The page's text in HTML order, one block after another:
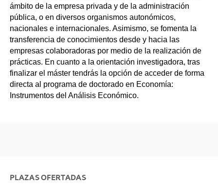
ámbito de la empresa privada y de la administración
pública, o en diversos organismos autonómicos,
nacionales e internacionales. Asimismo, se fomenta la
transferencia de conocimientos desde y hacia las
empresas colaboradoras por medio de la realización de
prácticas. En cuanto a la orientación investigadora, tras
finalizar el máster tendrás la opción de acceder de forma
directa al programa de doctorado en Economía:
Instrumentos del Análisis Económico.
PLAZAS OFERTADAS